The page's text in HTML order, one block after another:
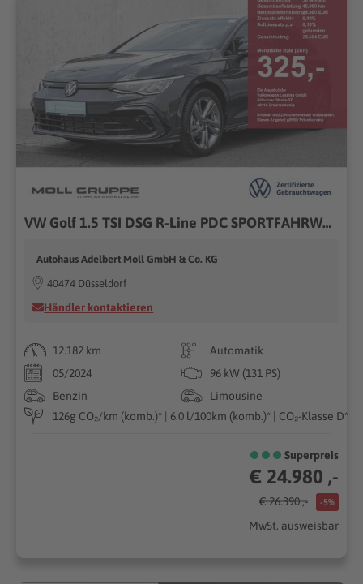
VW Golf 1.5 TSI DSG R-Line PDC SPORTFAHRWERK ALU
Autohaus Adelbert Moll GmbH & Co. KG
40474 Düsseldorf
Händler kontaktieren
12.182 km
Automatik
05/2024
96 kW (131 PS)
Benzin
Limousine
126g CO₂/km (komb.)* | 6.0 l/100km (komb.)* | CO₂-Klasse D*
Superpreis
€ 24.980 ,-
€ 26.390 ,- -5%
MwSt. ausweisbar